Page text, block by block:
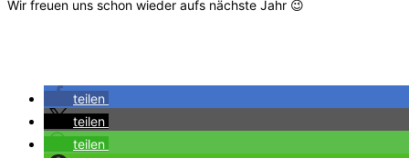
Wir freuen uns schon wieder aufs nächste Jahr 😉
teilen
teilen
teilen